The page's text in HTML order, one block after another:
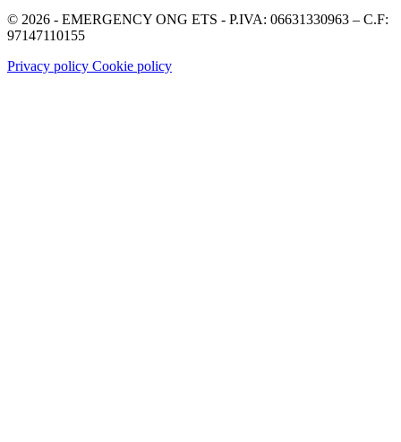
© 2026 - EMERGENCY ONG ETS - P.IVA: 06631330963 – C.F:
97147110155
Privacy policy Cookie policy